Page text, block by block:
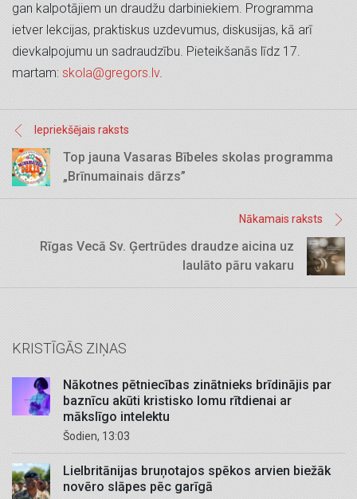
gan kalpotājiem un draudžu darbiniekiem. Programma
ietver lekcijas, praktiskus uzdevumus, diskusijas, kā arī
dievkalpojumu un sadraudzību. Pieteikšanās līdz 17.
martam: skola@gregors.lv.
Iepriekšējais raksts
Top jauna Vasaras Bībeles skolas programma
„Brīnumainais dārzs”
Nākamais raksts
Rīgas Vecā Sv. Ģertrūdes draudze aicina uz
laulāto pāru vakaru
KRISTĪGĀS ZIŅAS
Nākotnes pētniecības zinātnieks brīdinājis par
baznīcu akūti kristisko lomu rītdienai ar
mākslīgo intelektu
Šodien, 13:03
Lielbritānijas bruņotajos spēkos arvien biežāk
novēro slāpes pēc garīgā